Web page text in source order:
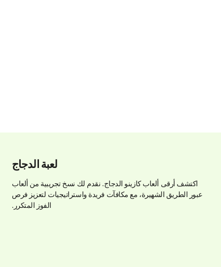
لعبة الدجاج
اكتشف أرقى ألعاب كازينو الدجاج. نقدم لك نسخ تجريبية من ألعاب
عبور الطريق الشهيرة، مع مكافآت فريدة واستراتيجيات لتعزيز فرص
الفوز المتكرر.